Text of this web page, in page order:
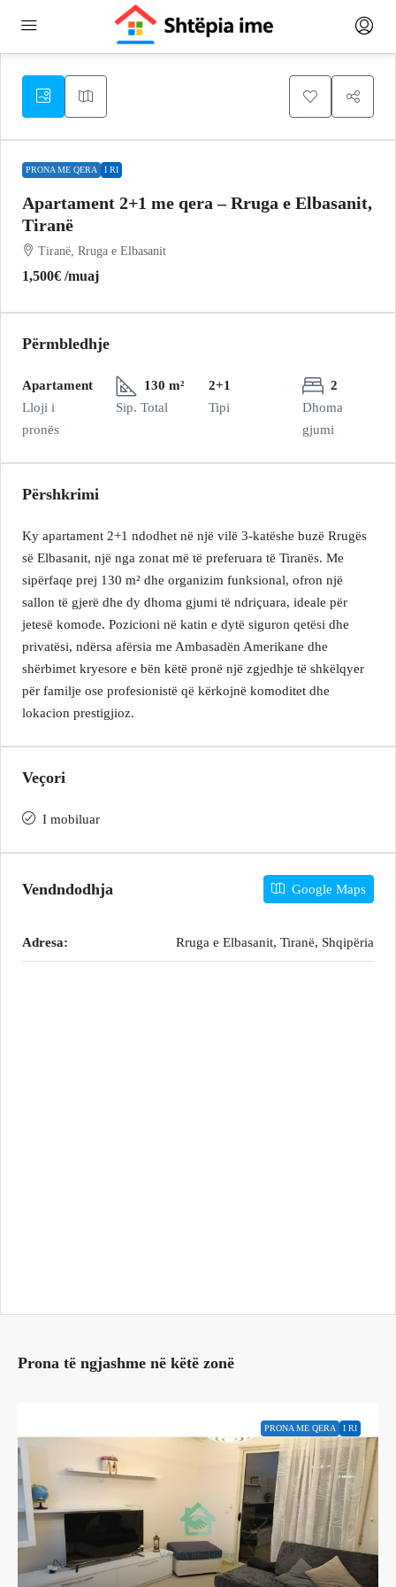
PRONA ME QERA I RI
Apartament 2+1 me qera – Rruga e Elbasanit,
Tiranë
Tiranë, Rruga e Elbasanit
1,500€ /muaj
Përmbledhje
Apartament
Lloji i
pronës
130 m²
Sip. Total
2+1
Tipi
2
Dhoma
gjumi
Përshkrimi
Ky apartament 2+1 ndodhet në një vilë 3-katëshe buzë Rrugës
së Elbasanit, një nga zonat më të preferuara të Tiranës. Me
sipërfaqe prej 130 m² dhe organizim funksional, ofron një
sallon të gjerë dhe dy dhoma gjumi të ndriçuara, ideale për
jetesë komode. Pozicioni në katin e dytë siguron qetësi dhe
privatësi, ndërsa afërsia me Ambasadën Amerikane dhe
shërbimet kryesore e bën këtë pronë një zgjedhje të shkëlqyer
për familje ose profesionistë që kërkojnë komoditet dhe
lokacion prestigjioz.
Veçori
I mobiluar
Vendndodhja Google Maps
Adresa: Rruga e Elbasanit, Tiranë, Shqipëria
Prona të ngjashme në këtë zonë
PRONA ME QERA I RI